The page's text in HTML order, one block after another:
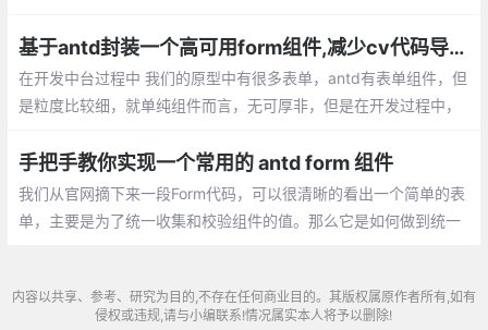
基于antd封装一个高可用form组件,减少cv代码导致的bug
在开发中台过程中 我们的原型中有很多表单，antd有表单组件，但
是粒度比较细，就单纯组件而言，无可厚非，但是在开发过程中，
te比较多，所以可以加以封装
手把手教你实现一个常用的 antd form 组件
我们从官网摘下来一段Form代码，可以很清晰的看出一个简单的表
单，主要是为了统一收集和校验组件的值。那么它是如何做到统一
内容以共享、参考、研究为目的,不存在任何商业目的。其版权属原作者所有,如有
侵权或违规,请与小编联系!情况属实本人将予以删除!